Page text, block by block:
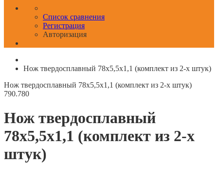
Список сравнения
Регистрация
Авторизация
Нож твердосплавный 78x5,5x1,1 (комплект из 2-х штук)
Нож твердосплавный 78x5,5x1,1 (комплект из 2-х штук)
790.780
Нож твердосплавный
78x5,5x1,1 (комплект из 2-х
штук)